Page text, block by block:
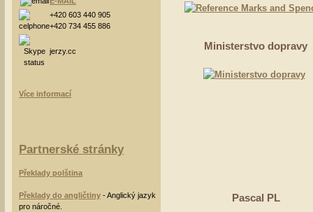
Ministerstvo dopravy
Pascal PL
+420 603 440 905
+420 734 455 886
jerzy.cc
Více informací
Partnerské stránky
Překlady polština
Překlady do angličtiny - Anglický jazyk
pro náročné.